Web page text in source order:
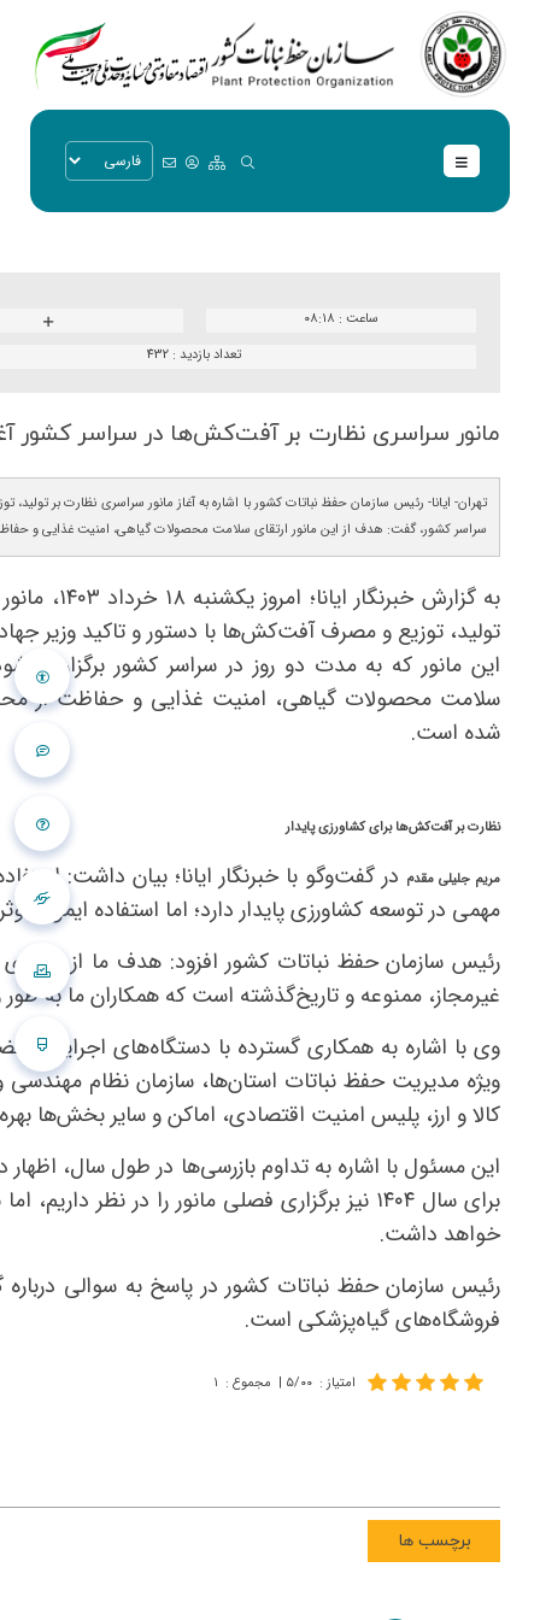
ساعت : ۰۸:۱۸
تعداد بازدید : 432
مانور سراسری نظارت بر آفت‌كش‌ها در سراسر كشور
تهران- ایانا- رئیس سازمان حفظ نباتات کشور با اشاره به آغاز مانور سراسری نظارت بر
سراسر کشور، گفت: هدف از این مانور ارتقای سلامت محصولات گیاهی، امنیت غذایی و
به گزارش خبرنگار
تولید، توزیع و مصرف آفت‌کش‌ها با دستور و تاکید وزیر
این مانور که به مدت دو روز در سراسر کشور برگزار
سلامت محصولات گیاهی، امنیت غذایی و حفاظت از
شده است.
نظارت بر آفت‌کش‌ها برای کشاورزی پایدار
مریم جلیلی مقدم در گفت‌وگو با خبرنگار ایانا؛ بیان داشت:
مهمی در توسعه کشاورزی پایدار دارد؛ اما استفاده ایمن،
رئیس سازمان حفظ نباتات کشور افزود: هدف ما از
غیرمجاز، ممنوعه و تاریخ‌گذشته است که همکاران ما به طور
وی با اشاره به همکاری گسترده با دستگاه‌های اجرایی و
ویژه مدیریت حفظ نباتات استان‌ها، سازمان نظام مهندسی
کالا و ارز، پلیس امنیت اقتصادی، اماکن و سایر بخش‌ها
این مسئول با اشاره به تداوم بازرسی‌ها در طول سال،
برای سال ۱۴۰۴ نیز برگزاری فصلی مانور را در
خواهد داشت.
رئیس سازمان حفظ نباتات کشور در پاسخ به سوالی
فروشگاه‌های گیاه‌پزشکی است.
امتیاز : ۵/۰۰ | مجموع : ۱
برچسب ها